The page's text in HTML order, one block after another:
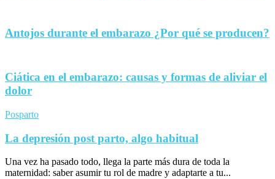
Antojos durante el embarazo ¿Por qué se producen?
Ciática en el embarazo: causas y formas de aliviar el
dolor
Posparto
La depresión post parto, algo habitual
Una vez ha pasado todo, llega la parte más dura de toda la
maternidad: saber asumir tu rol de madre y adaptarte a tu...